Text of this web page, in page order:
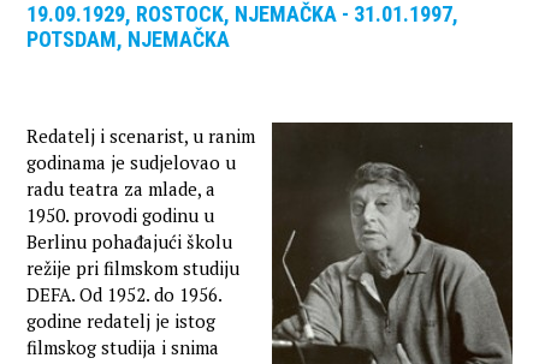
19.09.1929, ROSTOCK, NJEMAČKA - 31.01.1997,
POTSDAM, NJEMAČKA
Redatelj i scenarist, u ranim
godinama je sudjelovao u
radu teatra za mlade, a
1950. provodi godinu u
Berlinu pohađajući školu
režije pri filmskom studiju
DEFA. Od 1952. do 1956.
godine redatelj je istog
filmskog studija i snima